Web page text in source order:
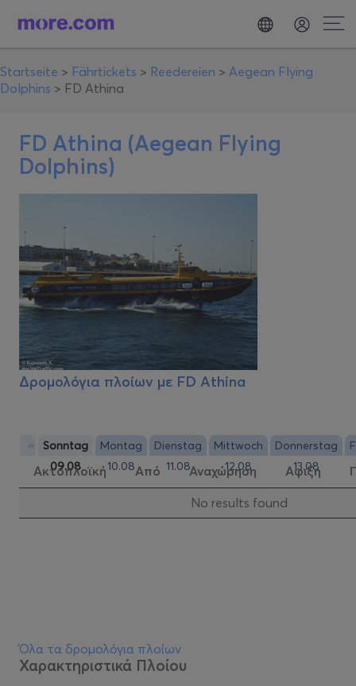
Startseite > Fährtickets > Reedereien > Aegean Flying
Dolphins > FD Athina
FD Athina (Aegean Flying
Dolphins)
Δρομολόγια πλοίων με FD Athina
«
Sonntag
09.08
Montag
10.08
Dienstag
11.08
Mittwoch
12.08
Donnerstag
13.08
Ακτοπλοϊκή Από Αναχώρηση Αφιξη
Νo results found
Όλα τα δρομολόγια πλοίων
Χαρακτηριστικά Πλοίου